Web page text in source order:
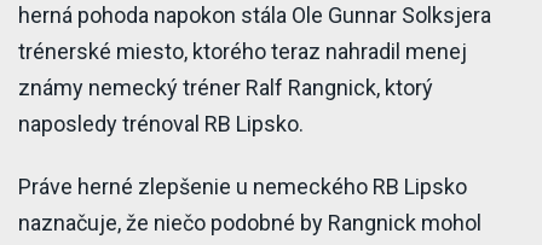
herná pohoda napokon stála Ole Gunnar Solksjera
trénerské miesto, ktorého teraz nahradil menej
známy nemecký tréner Ralf Rangnick, ktorý
naposledy trénoval RB Lipsko.
Práve herné zlepšenie u nemeckého RB Lipsko
naznačuje, že niečo podobné by Rangnick mohol